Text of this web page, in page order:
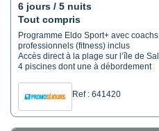
6 jours / 5 nuits
Tout compris
Programme Eldo Sport+ avec coachs
professionnels (fitness) inclus
Accès direct à la plage sur l’île de Sal
4 piscines dont une à débordement
Ref : 641420